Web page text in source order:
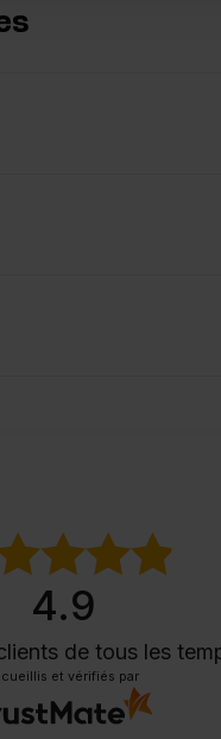
4.9
de tous les
et vérifiés par